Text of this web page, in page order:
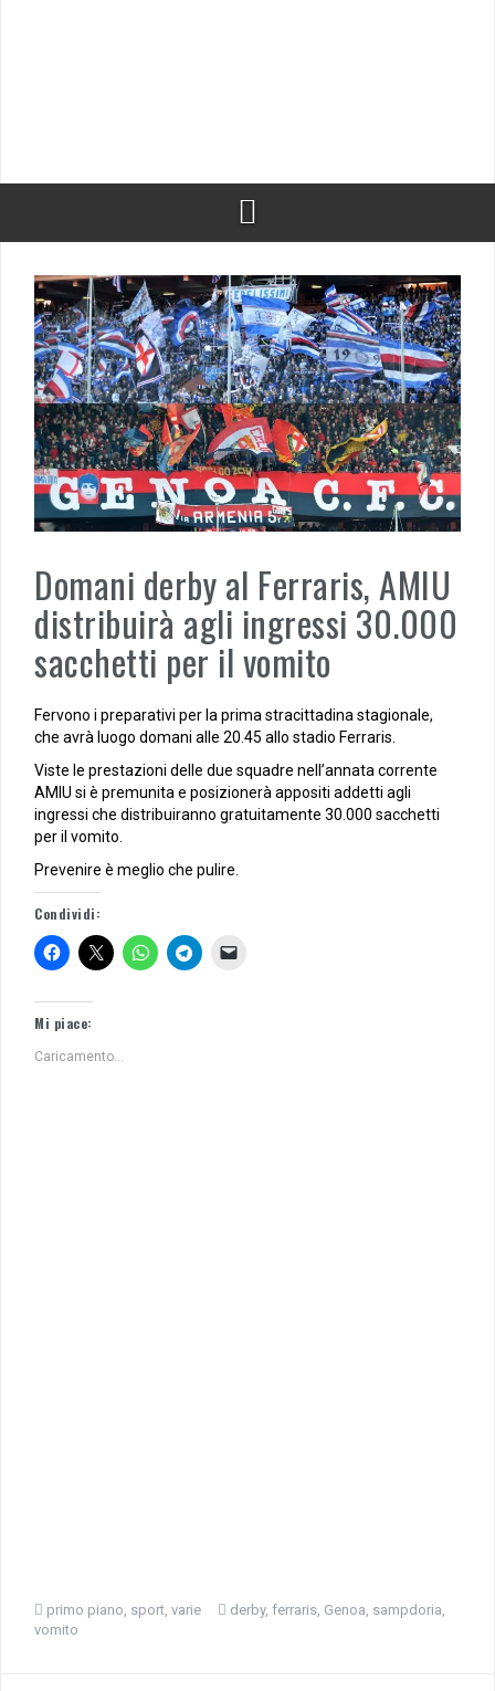
Domani derby al Ferraris, AMIU
distribuirà agli ingressi 30.000
sacchetti per il vomito
Fervono i preparativi per la prima stracittadina stagionale,
che avrà luogo domani alle 20.45 allo stadio Ferraris.
Viste le prestazioni delle due squadre nell’annata corrente
AMIU si è premunita e posizionerà appositi addetti agli
ingressi che distribuiranno gratuitamente 30.000 sacchetti
per il vomito.
Prevenire è meglio che pulire.
Condividi:
Mi piace:
Caricamento...
primo piano sport varie derby, ferraris Genoa sampdoria
vomito